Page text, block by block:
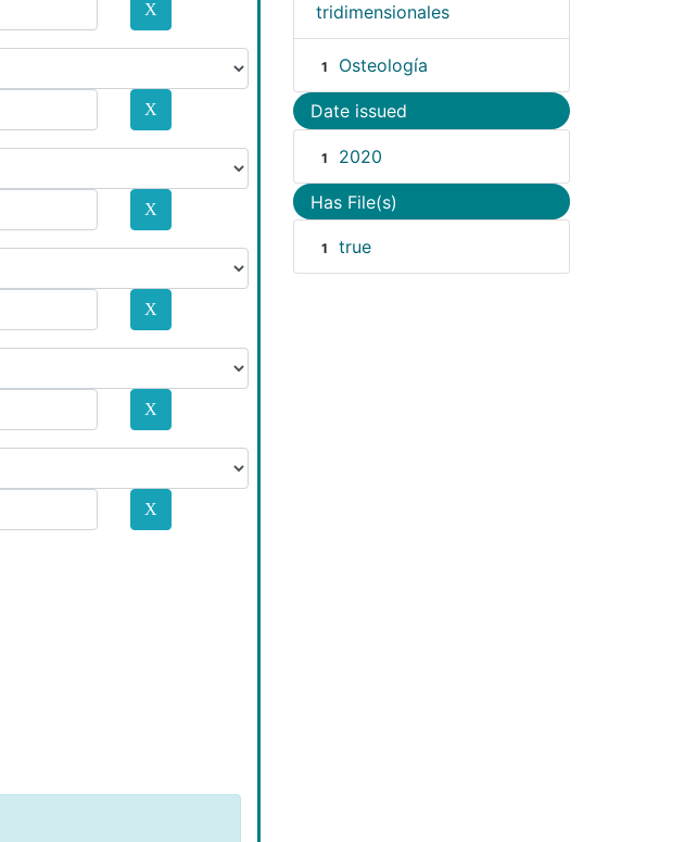
tridimensionales
1 Osteología
Date issued
1 2020
Has File(s)
1 true